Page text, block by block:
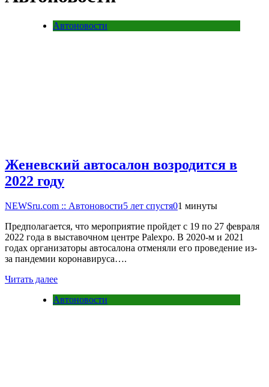
Автоновости
Женевский автосалон возродится в
2022 году
NEWSru.com :: Автоновости5 лет спустя01 минуты
Предполагается, что мероприятие пройдет с 19 по 27 февраля
2022 года в выставочном центре Palexpo. В 2020-м и 2021
годах организаторы автосалона отменяли его проведение из-
за пандемии коронавируса….
Читать далее
Автоновости